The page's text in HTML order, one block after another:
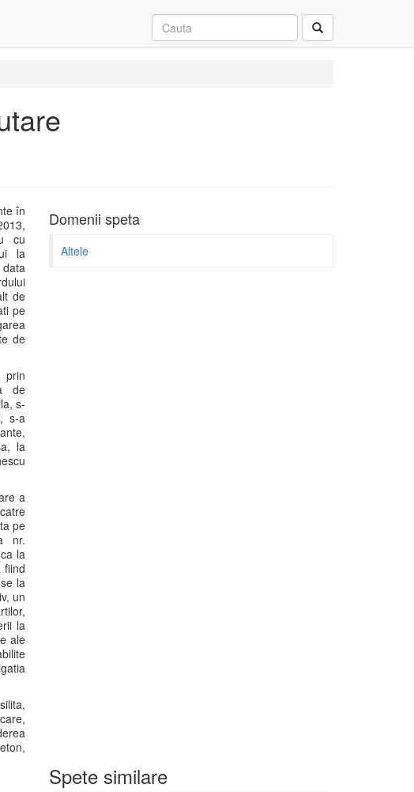
în
cu
la
de
pe
de
prin
de
s-
s-a
la
a
pe
nr.
la
fiind
la
un
la
ale
Domenii speta
Altele
Spete similare